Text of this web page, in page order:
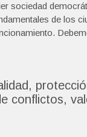
sociedad
de los
conflictos,